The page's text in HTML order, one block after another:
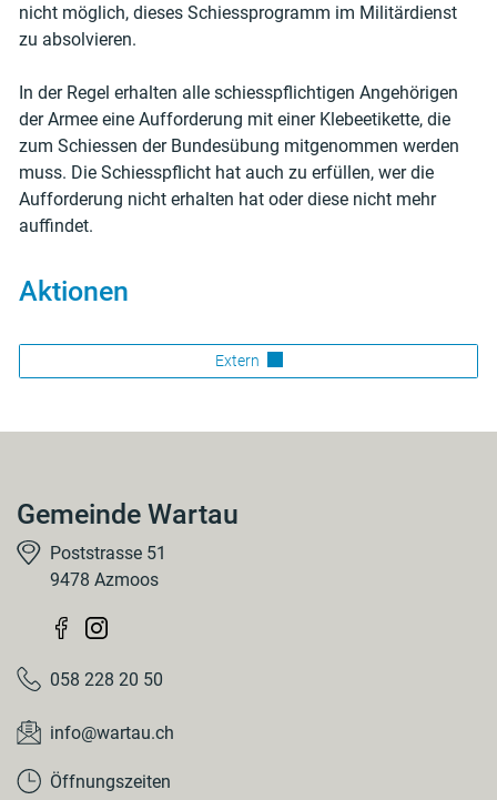
nicht möglich, dieses Schiessprogramm im Militärdienst
zu absolvieren.
In der Regel erhalten alle schiesspflichtigen Angehörigen
der Armee eine Aufforderung mit einer Klebeetikette, die
zum Schiessen der Bundesübung mitgenommen werden
muss. Die Schiesspflicht hat auch zu erfüllen, wer die
Aufforderung nicht erhalten hat oder diese nicht mehr
auffindet.
Aktionen
Extern
Gemeinde Wartau
Poststrasse 51
9478 Azmoos
058 228 20 50
info@wartau.ch
Öffnungszeiten